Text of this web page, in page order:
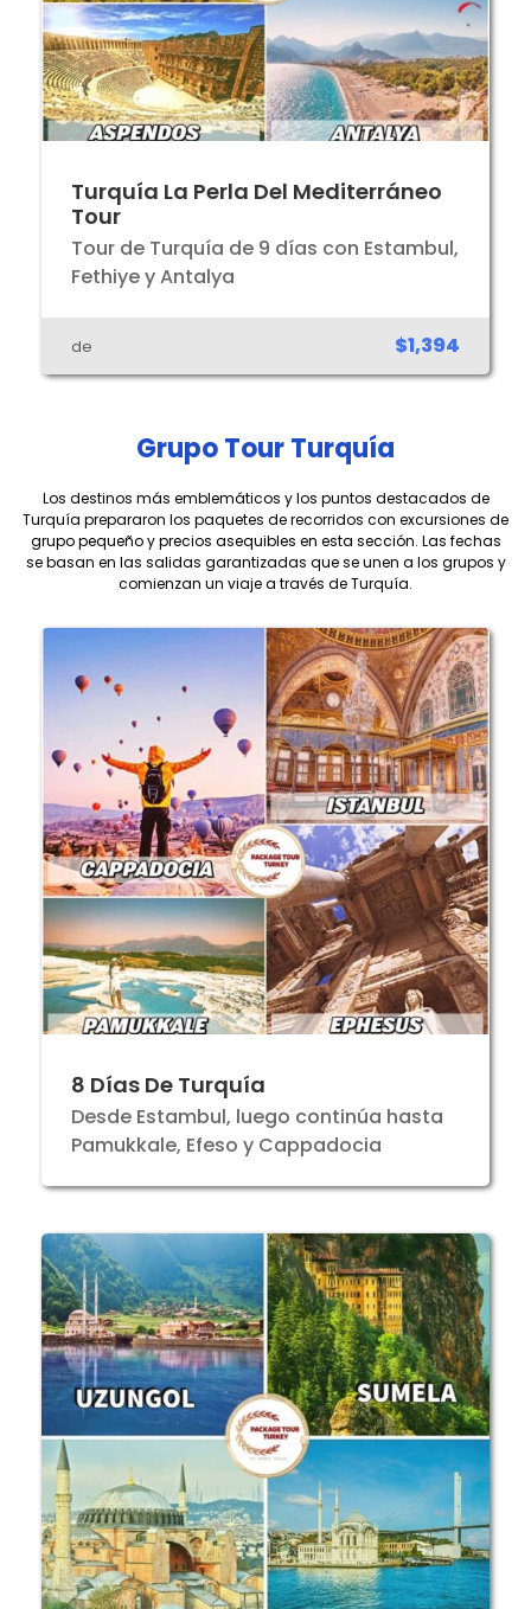
Turquía La Perla Del Mediterráneo
Tour
Tour de Turquía de 9 días con Estambul,
Fethiye y Antalya
de $1,394
Grupo Tour Turquía
Los destinos más emblemáticos y los puntos destacados de
Turquía prepararon los paquetes de recorridos con excursiones de
grupo pequeño y precios asequibles en esta sección. Las fechas
se basan en las salidas garantizadas que se unen a los grupos y
comienzan un viaje a través de Turquía.
8 Días De Turquía
Desde Estambul, luego continúa hasta
Pamukkale, Efeso y Cappadocia